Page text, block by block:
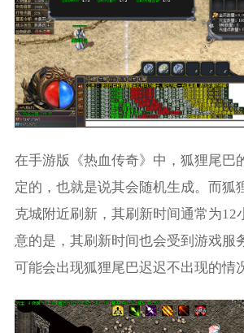
在手游版《热血传奇》中，狐狸尾巴
定的，也就是说其会随机生成。而狐
克城附近刷新，其刷新时间通常为12
意的是，其刷新时间也会受到游戏服
可能会出现狐狸尾巴迟迟不出现的情